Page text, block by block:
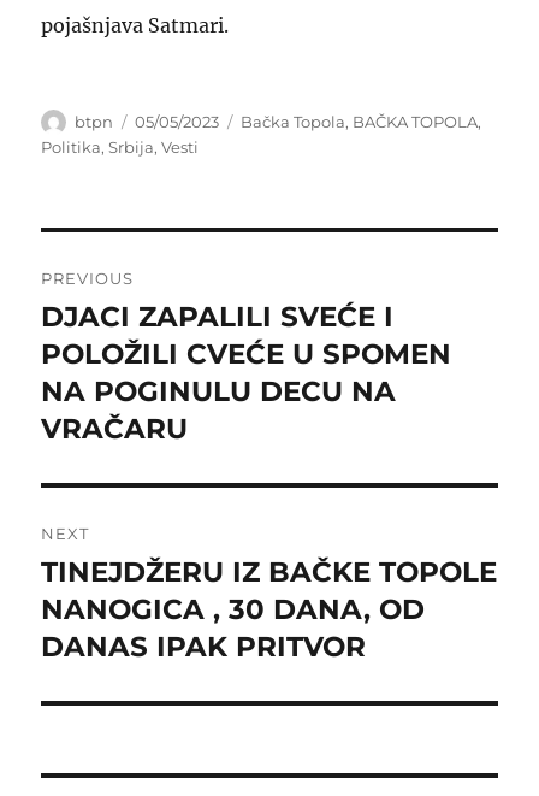
pojašnjava Satmari.
Author
btpn
Posted
on
05/05/2023 Categories
Bačka Topola, BAČKA TOPOLA,
Politika,Srbija,Vesti
navigation
PREVIOUS
Previous
post:
DJACI ZAPALILI SVEĆE I
POLOŽILI CVEĆE U SPOMEN
NA POGINULU DECU NA
VRAČARU
NEXT
Next
post:
TINEJDŽERU IZ BAČKE TOPOLE
NANOGICA , 30 DANA, OD
DANAS IPAK PRITVOR